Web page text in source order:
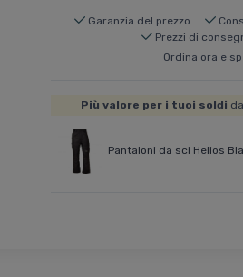
Garanzia del prezzo
Prezzi di
Ordina ora e
Più valore per i tuoi soldi
Pantaloni da sci Helios